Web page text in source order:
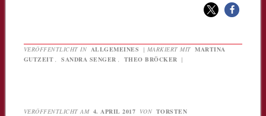
VERÖFFENTLICHT IN ALLGEMEINES | MARKIERT MIT MARTINA
GUTZEIT , SANDRA SENGER , THEO BRÖCKER |
VERÖFFENTLICHT AM 4. APRIL 2017 VON TORSTEN